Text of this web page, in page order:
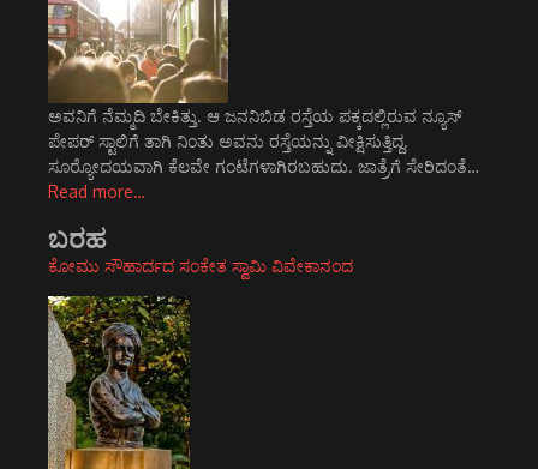
ಅವನಿಗೆ ನೆಮ್ಮದಿ ಬೇಕಿತ್ತು. ಆ ಜನನಿಬಿಡ ರಸ್ತೆಯ ಪಕ್ಕದಲ್ಲಿರುವ ನ್ಯೂಸ್
ಪೇಪರ್ ಸ್ಟಾಲಿಗೆ ತಾಗಿ ನಿಂತು ಅವನು ರಸ್ತೆಯನ್ನು ವೀಕ್ಷಿಸುತ್ತಿದ್ದ.
ಸೂರ್‍ಯೋದಯವಾಗಿ ಕೆಲವೇ ಗಂಟೆಗಳಾಗಿರಬಹುದು. ಜಾತ್ರೆಗೆ ಸೇರಿದಂತೆ…
Read more…
ಬರಹ
ಕೋಮು ಸೌಹಾರ್ದದ ಸಂಕೇತ ಸ್ವಾಮಿ ವಿವೇಕಾನಂದ